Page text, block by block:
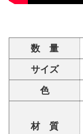
数 量
サイズ
色
材 質